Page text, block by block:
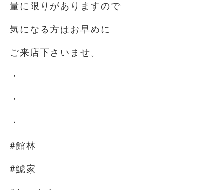
量に限りがありますので
気になる方はお早めに
ご来店下さいませ。
・
・
・
#館林
#鯱家